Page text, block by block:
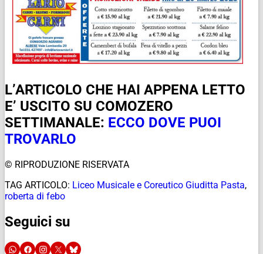
L’ARTICOLO CHE HAI APPENA LETTO
E’ USCITO SU COMOZERO
SETTIMANALE: ECCO DOVE PUOI
TROVARLO
© RIPRODUZIONE RISERVATA
TAG ARTICOLO: Liceo Musicale e Coreutico Giuditta Pasta,
roberta di febo
Seguici su